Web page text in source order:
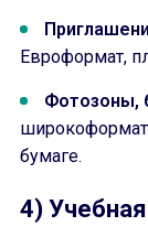
Евроформат,
Фотозоны,
бумаге.
4)